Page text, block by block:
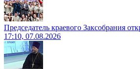
Председатель краевого Заксобрания
17:10, 07.08.2026